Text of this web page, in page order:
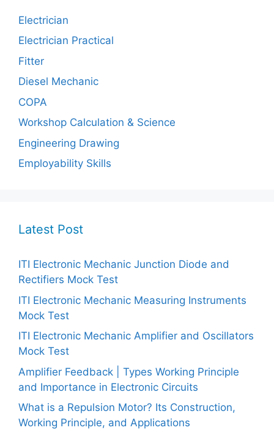
Electrician
Electrician Practical
Fitter
Diesel Mechanic
COPA
Workshop Calculation & Science
Engineering Drawing
Employability Skills
Latest Post
ITI Electronic Mechanic Junction Diode and
Rectifiers Mock Test
ITI Electronic Mechanic Measuring Instruments
Mock Test
ITI Electronic Mechanic Amplifier and Oscillators
Mock Test
Amplifier Feedback | Types Working Principle
and Importance in Electronic Circuits
What is a Repulsion Motor? Its Construction,
Working Principle, and Applications